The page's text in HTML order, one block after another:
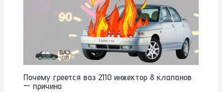
Почему греется ваз 2110 инжектор 8 клапанов
— причина